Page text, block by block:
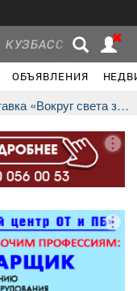
ОБЪЯВЛЕНИЯ
Услуги
света за одно лето»